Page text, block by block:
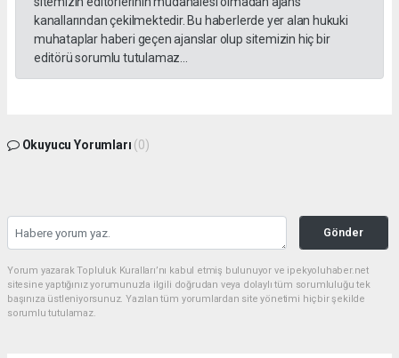
kanallarından çekilmektedir. Bu haberlerde yer alan hukuki
muhataplar haberi geçen ajanslar olup sitemizin hiç bir
editörü sorumlu tutulamaz...
Okuyucu Yorumları (0)
Gönder
Yorum yazarak Topluluk Kuralları’nı kabul etmiş bulunuyor ve ipekyoluhaber.net
sitesine yaptığınız yorumunuzla ilgili doğrudan veya dolaylı tüm sorumluluğu tek
başınıza üstleniyorsunuz. Yazılan tüm yorumlardan site yönetimi hiçbir şekilde
sorumlu tutulamaz.